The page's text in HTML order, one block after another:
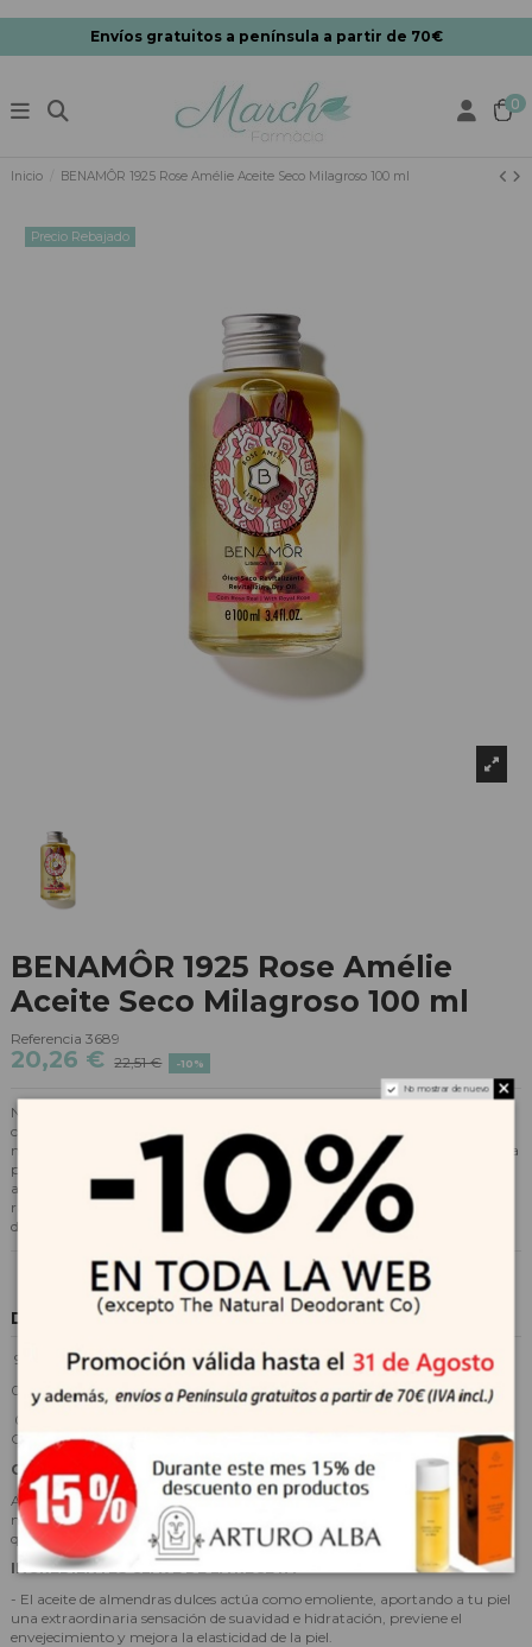
Envíos gratuitos a península a partir de 70€
0
Inicio BENAMÔR 1925 Rose Amélie Aceite Seco Milagroso 100 ml
Precio Rebajado
BENAMÔR 1925 Rose Amélie
Aceite Seco Milagroso 100 ml
Referencia 3689
20,26 € 22,51 € -10%
Nuestro aceite seco milagroso de Rose Amélie es la mezcla única de
capullos de rosa orgánicos cuidadosamente seleccionados y 3 aceites
naturales preciosos: argán, girasol y almendra dulce. Nuestra receta secreta
para un rostro, cuerpo y cabello suaves como la seda. Unas gotas de este
aceite nutritivo y delicadamente perfumado le darán una piel más flexible,
radiante y con un aspecto más saludable ... ¡instantáneamente! Todo tipo
de piel.
Descripción
99% de ingredientes naturales
0% parabenos 0% petróleo
0% de fenoxietanol Libre de crueldad y VEGANO Dermatológicamente
Comprobado
CÓMO APLICAR
Aplicar este aceite sobre la piel del cuerpo, extenderlo suavemente y
masajear, hasta su total absorción. Insista en todas las partes del cuerpo
que anhelan hidratación, como los codos y las rodillas.
INGREDIENTES CLAVE DE LA RECETA
- El aceite de almendras dulces actúa como emoliente, aportando a tu piel
una extraordinaria sensación de suavidad e hidratación, previene el
envejecimiento y mejora la elasticidad de la piel.
No mostrar de nuevo